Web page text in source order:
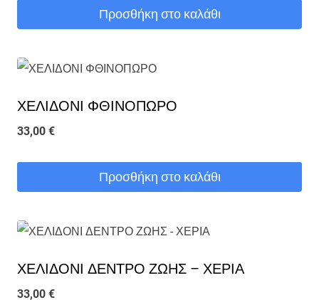
Προσθήκη στο καλάθι
ΧΕΛΙΔΟΝΙ ΦΘΙΝΟΠΩΡΟ
33,00 €
Προσθήκη στο καλάθι
ΧΕΛΙΔΟΝΙ ΔΕΝΤΡΟ ΖΩΗΣ – ΧΕΡΙΑ
33,00 €